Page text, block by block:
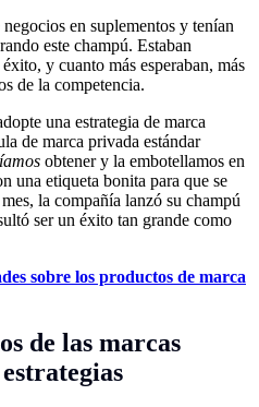
en suplementos y tenían
este champú. Estaban
y cuanto más esperaban, más
de la competencia.
una estrategia de marca
de marca privada estándar
obtener y la embotellamos en
una etiqueta bonita para que se
la compañía lanzó su champú
ser un éxito tan grande como
sobre los productos de marca
de las marcas